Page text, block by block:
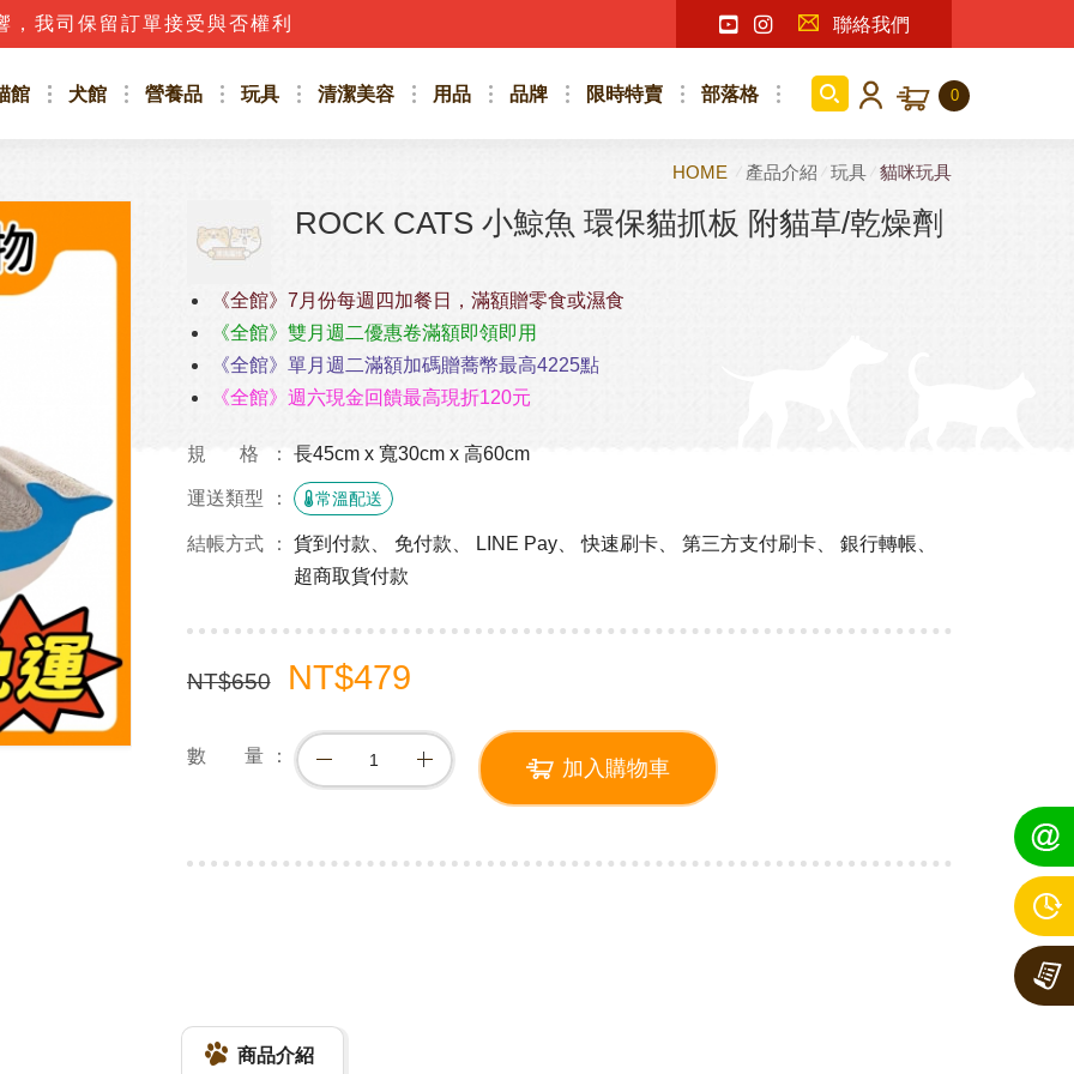
我司保留訂單接受與否權利 聯絡我們
館 犬館 營養品 玩具 清潔美容 用品 品牌 限時特賣 部落格 0
HOME 產品介紹 玩具 貓咪玩具
ROCK CATS 小鯨魚 環保貓抓板 附貓草/乾燥劑
《全館》7月份每週四加餐日，滿額贈零食或濕食
《全館》雙月週二優惠卷滿額即領即用
《全館》單月週二滿額加碼贈蕎幣最高4225點
《全館》週六現金回饋最高現折120元
規 格 長45cm x 寬30cm x 高60cm
運送類型 常溫配送
結帳方式
貨到付款、 免付款、 LINE Pay、 快速刷卡、 第三方支付刷卡、 銀行轉帳、
超商取貨付款
NT$650 NT$479
數 量
加入購物車
商品介紹